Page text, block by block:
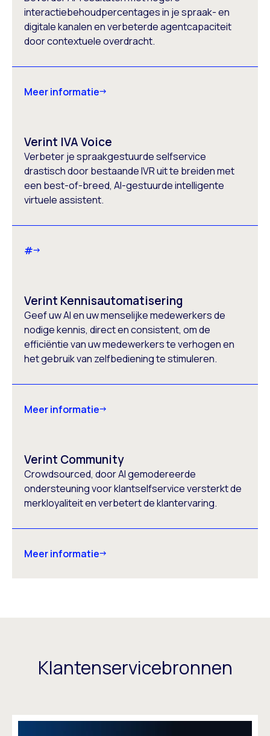
interactiebehoudpercentages in je spraak- en
digitale kanalen en verbeterde agentcapaciteit
door contextuele overdracht.
Meer informatie
Verint IVA Voice
Verbeter je spraakgestuurde selfservice
drastisch door bestaande IVR uit te breiden met
een best-of-breed, AI-gestuurde intelligente
virtuele assistent.
#
Verint Kennisautomatisering
Geef uw AI en uw menselijke medewerkers de
nodige kennis, direct en consistent, om de
efficiëntie van uw medewerkers te verhogen en
het gebruik van zelfbediening te stimuleren.
Meer informatie
Verint Community
Crowdsourced, door AI gemodereerde
ondersteuning voor klantselfservice versterkt de
merkloyaliteit en verbetert de klantervaring.
Meer informatie
Klantenservicebronnen